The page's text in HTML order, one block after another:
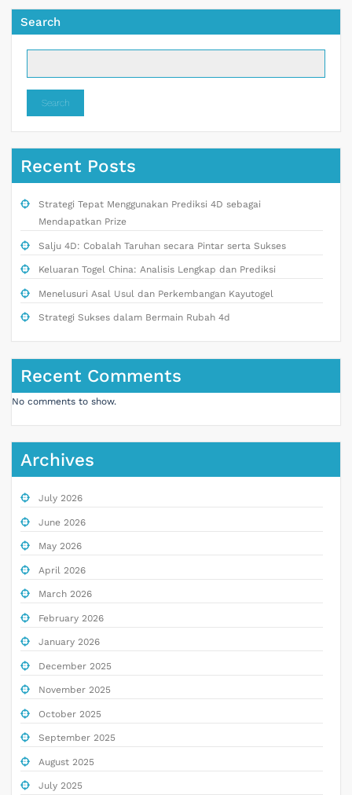
Search
Search
Recent Posts
Strategi Tepat Menggunakan Prediksi 4D sebagai
Mendapatkan Prize
Salju 4D: Cobalah Taruhan secara Pintar serta Sukses
Keluaran Togel China: Analisis Lengkap dan Prediksi
Menelusuri Asal Usul dan Perkembangan Kayutogel
Strategi Sukses dalam Bermain Rubah 4d
Recent Comments
No comments to show.
Archives
July 2026
June 2026
May 2026
April 2026
March 2026
February 2026
January 2026
December 2025
November 2025
October 2025
September 2025
August 2025
July 2025